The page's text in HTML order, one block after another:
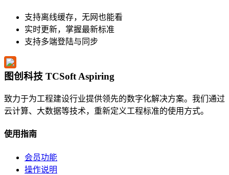
支持离线缓存，无网也能看
实时更新，掌握最新标准
支持多端登陆与同步
图创科技 TCSoft Aspiring
致力于为工程建设行业提供领先的数字化解决方案。我们通过
云计算、大数据等技术，重新定义工程标准的使用方式。
使用指南
会员功能
操作说明